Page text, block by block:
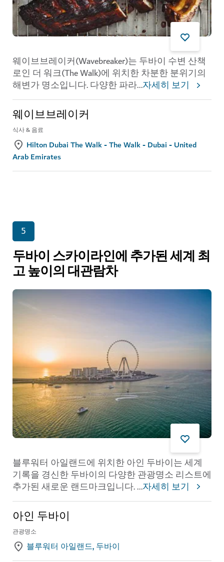
웨이브브레이커(Wavebreaker)는 두바이 수변 산책
로인 더 워크(The Walk)에 위치한 차분한 분위기의
해변가 명소입니다. 다양한 파라...자세히 보기
웨이브브레이커
식사 & 음료
Hilton Dubai The Walk - The Walk - Dubai - United
Arab Emirates
5
두바이 스카이라인에 추가된 세계 최
고 높이의 대관람차
블루워터 아일랜드에 위치한 아인 두바이는 세계
기록을 경신한 두바이의 다양한 관광명소 리스트에
추가된 새로운 랜드마크입니다....자세히 보기
아인 두바이
관광명소
블루워터 아일랜드, 두바이